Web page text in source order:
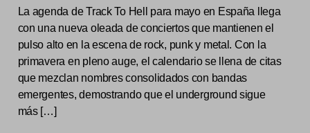
La agenda de Track To Hell para mayo en España llega
con una nueva oleada de conciertos que mantienen el
pulso alto en la escena de rock, punk y metal. Con la
primavera en pleno auge, el calendario se llena de citas
que mezclan nombres consolidados con bandas
emergentes, demostrando que el underground sigue
más […]